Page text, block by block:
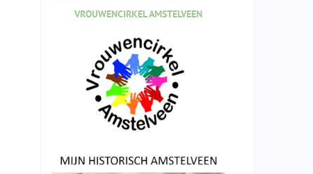
VROUWENCIRKEL AMSTELVEEN